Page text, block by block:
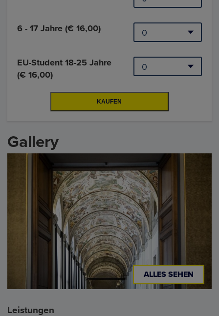
6 - 17 Jahre (€ 16,00)
EU-Student 18-25 Jahre
(€ 16,00)
Gallery
ALLES SEHEN
Leistungen